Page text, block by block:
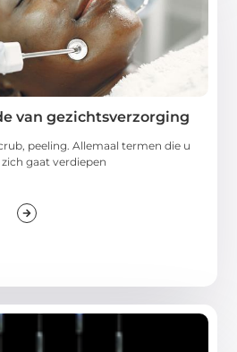
van gezichtsverzorging
peeling. Allemaal termen die u
gaat verdiepen